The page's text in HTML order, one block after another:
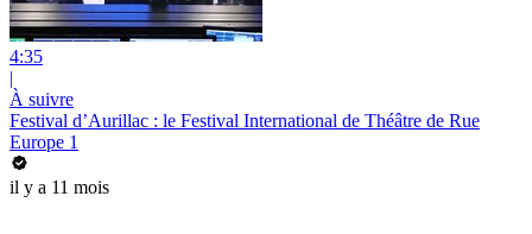
4:35
|
À suivre
Festival d’Aurillac : le Festival International de Théâtre de Rue
Europe 1
il y a 11 mois